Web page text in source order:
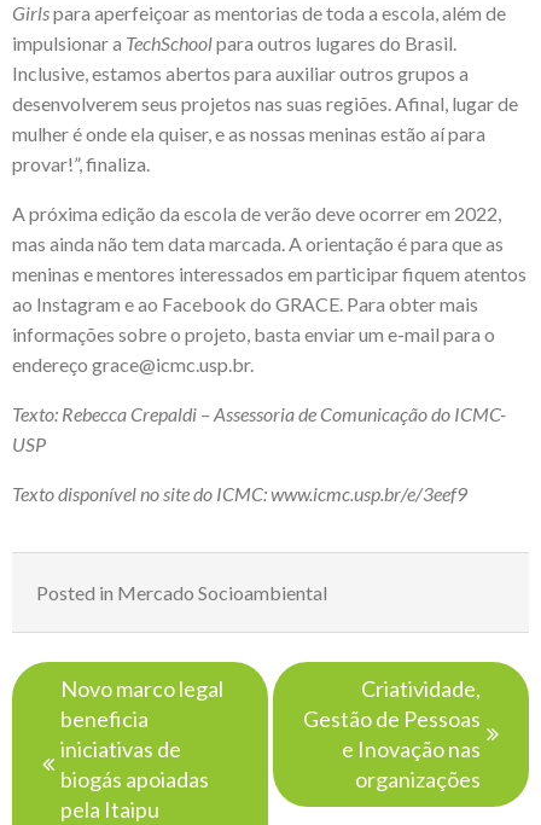
Girlspara aperfeiçoar as mentorias de toda a escola, além de
impulsionar a TechSchoolpara outros lugares do Brasil.
Inclusive, estamos abertos para auxiliar outros grupos a
desenvolverem seus projetos nas suas regiões. Afinal, lugar de
mulher é onde ela quiser, e as nossas meninas estão aí para
provar!”, finaliza.
A próxima edição da escola de verão deve ocorrer em 2022,
mas ainda não tem data marcada. A orientação é para que as
meninas e mentores interessados em participar fiquem atentos
ao Instagram e ao Facebook do GRACE. Para obter mais
informações sobre o projeto, basta enviar um e-mail para o
endereço grace@icmc.usp.br.
Texto: Rebecca Crepaldi – Assessoria de Comunicação do ICMC-
USP
Texto disponível no site do ICMC:www.icmc.usp.br/e/3eef9
Posted in Mercado Socioambiental
Navegação
de
Post
Novo marco legal
beneficia
iniciativas de
biogás apoiadas
pela Itaipu
Criatividade,
Gestão de Pessoas
e Inovação nas
organizações